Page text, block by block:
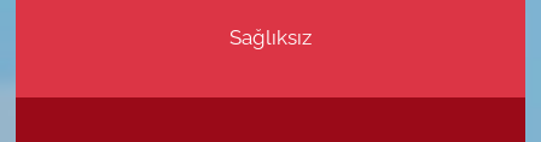
Sağlıksız